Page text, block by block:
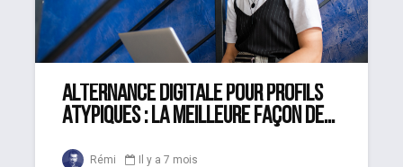
Alternance digitale pour profils
atypiques : la meilleure façon de...
Rémi Il y a 7 mois